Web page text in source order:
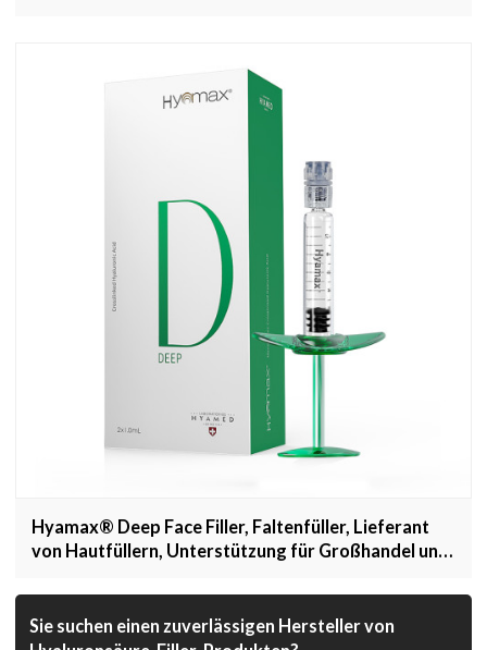
Hyamax® Deep Face Filler, Faltenfüller, Lieferant
von Hautfüllern, Unterstützung für Großhandel und
Sie suchen einen zuverlässigen Hersteller von